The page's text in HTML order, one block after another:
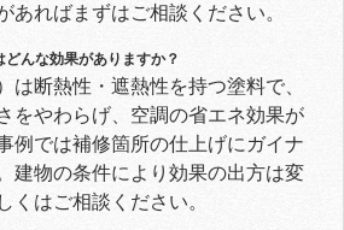
あればまずはご相談ください。
んな効果がありますか？
は断熱性・遮熱性を持つ塗料で、
をやわらげ、空調の省エネ効果が
例では補修箇所の仕上げにガイナ
建物の条件により効果の出方は変
くはご相談ください。